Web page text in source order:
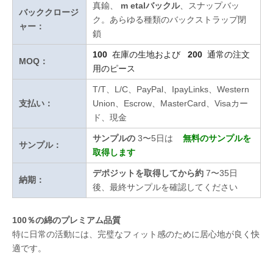
バッククロージ
ャー：
真鍮、 m etalバックル、スナップバッ
ク。あらゆる種類のバックストラップ閉
鎖
MOQ：
100 在庫の生地および 200 通常の注文
用のピース
支払い：
T/T、L/C、PayPal、IpayLinks、Western
Union、Escrow、MasterCard、Visaカー
ド、現金
サンプル：
サンプルの 3〜5日は 無料のサンプルを
取得します
納期：
デポジットを取得してから約 7〜35日
後、最終サンプルを確認してください
100％の綿のプレミアム品質
特に日常の活動には、完璧なフィット感のために居心地が良く快
適です。